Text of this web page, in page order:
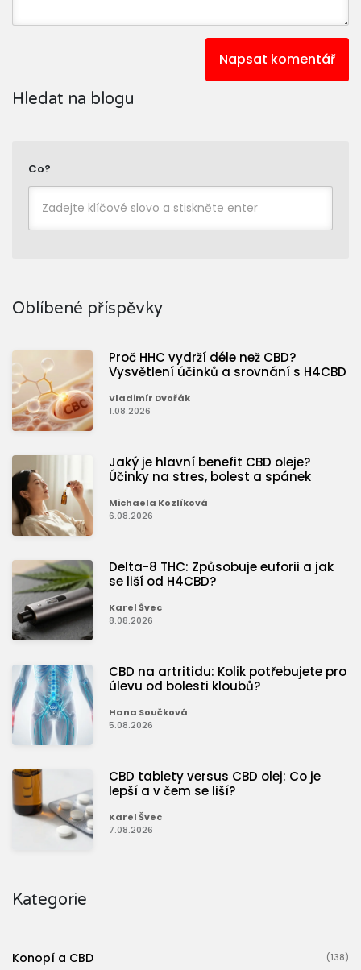
Napsat komentář
Hledat na blogu
Co?
Oblíbené příspěvky
Proč HHC vydrží déle než CBD?
Vysvětlení účinků a srovnání s H4CBD
Vladimír Dvořák
1.08.2026
Jaký je hlavní benefit CBD oleje?
Účinky na stres, bolest a spánek
Michaela Kozlíková
6.08.2026
Delta-8 THC: Způsobuje euforii a jak
se liší od H4CBD?
Karel Švec
8.08.2026
CBD na artritidu: Kolik potřebujete pro
úlevu od bolesti kloubů?
Hana Součková
5.08.2026
CBD tablety versus CBD olej: Co je
lepší a v čem se liší?
Karel Švec
7.08.2026
Kategorie
Konopí a CBD (138)